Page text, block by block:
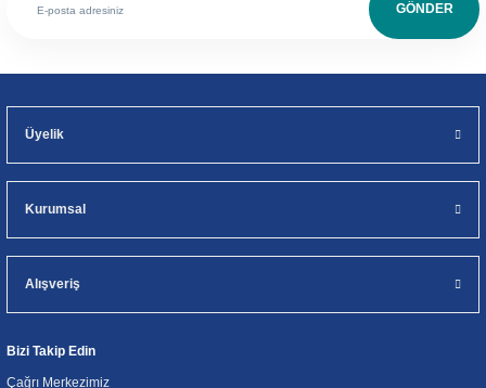
GÖNDER
Üyelik
Kurumsal
Alışveriş
Bizi Takip Edin
Çağrı Merkezimiz